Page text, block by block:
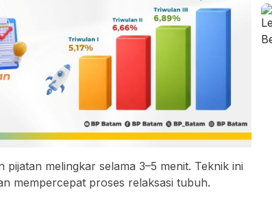
melingkar selama 3–5 menit. Teknik ini
mempercepat proses relaksasi tubuh.